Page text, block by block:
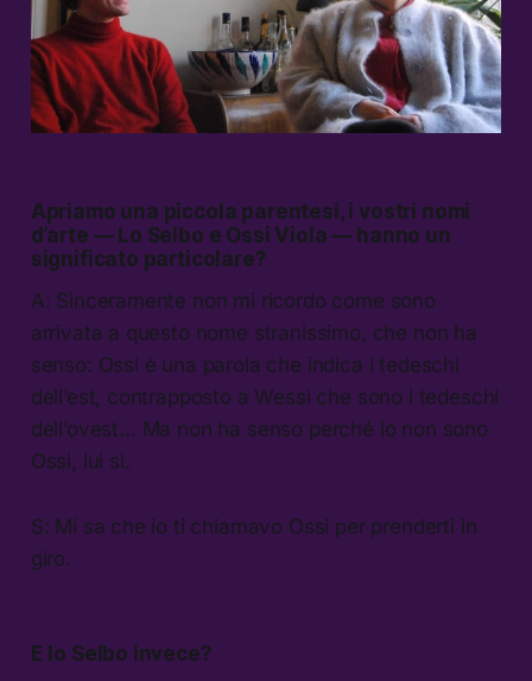
Apriamo una piccola parentesi, i vostri nomi
d’arte — Lo Selbo e Ossi Viola — hanno un
significato particolare?
A: Sinceramente non mi ricordo come sono
arrivata a questo nome stranissimo, che non ha
senso: Ossi è una parola che indica i tedeschi
dell’est, contrapposto a Wessi che sono i tedeschi
dell’ovest… Ma non ha senso perché io non sono
Ossi, lui sì.
S: Mi sa che io ti chiamavo Ossi per prenderti in
giro.
E lo Selbo invece?